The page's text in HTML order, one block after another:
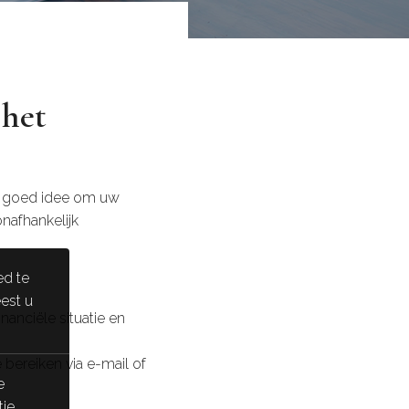
idee om uw
situatie en
via e-mail of
te
u